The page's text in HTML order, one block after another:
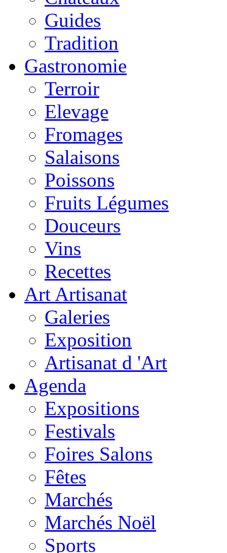
Guides
Tradition
Gastronomie
Terroir
Elevage
Fromages
Salaisons
Poissons
Fruits Légumes
Douceurs
Vins
Recettes
Art Artisanat
Galeries
Exposition
Artisanat d 'Art
Agenda
Expositions
Festivals
Foires Salons
Fêtes
Marchés
Marchés Noël
Sports